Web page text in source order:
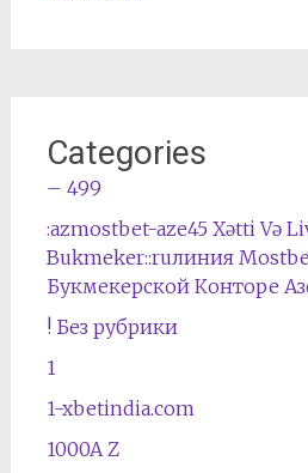
Categories
– 499
:azmostbet-aze45 Xətti Və
Bukmeker::ruлиния
Букмекерской Конторе
! Без рубрики
1
1-xbetindia.com
1000A Z